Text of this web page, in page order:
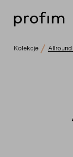
Kolekcje Allround